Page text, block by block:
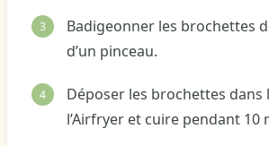
Badigeonner les brochettes
d’un pinceau.
Déposer les brochettes dans
l’Airfryer et cuire pendant 10